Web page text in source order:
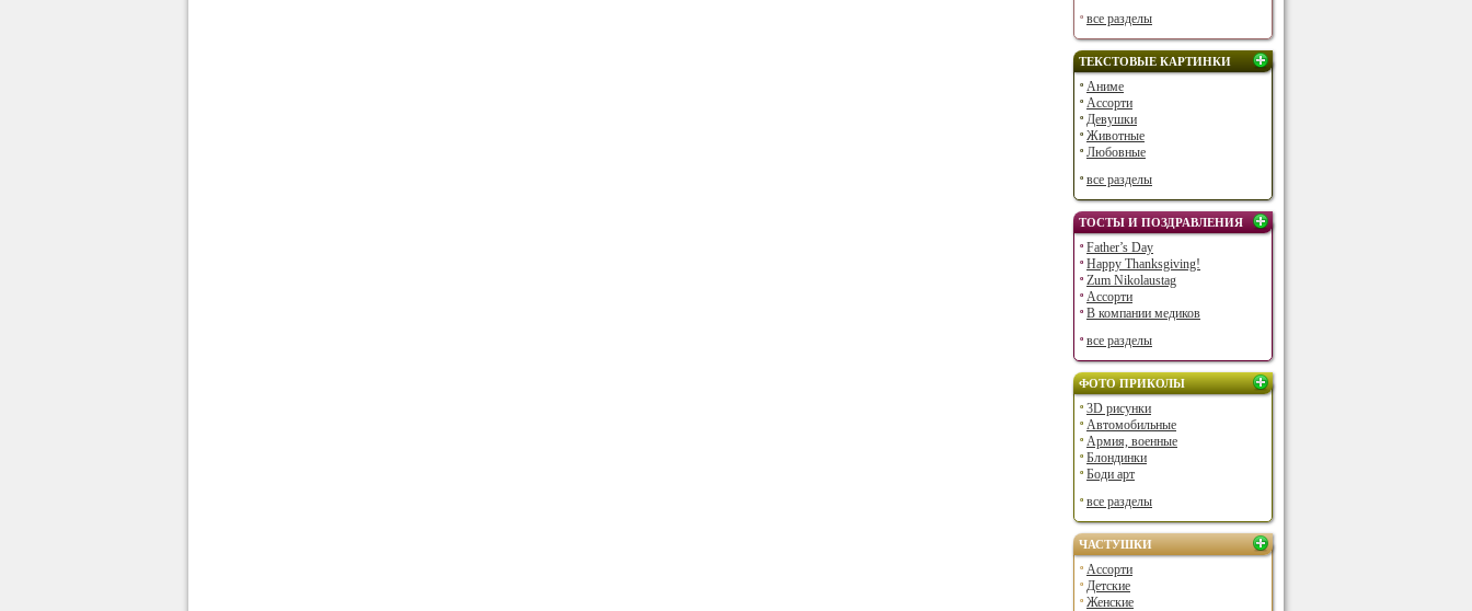
все разделы
ТЕКСТОВЫЕ КАРТИНКИ
Аниме
Ассорти
Девушки
Животные
Любовные
все разделы
ТОСТЫ И ПОЗДРАВЛЕНИЯ
Father’s Day
Happy Thanksgiving!
Zum Nikolaustag
Ассорти
В компании медиков
все разделы
ФОТО ПРИКОЛЫ
3D рисунки
Автомобильные
Армия, военные
Блондинки
Боди арт
все разделы
ЧАСТУШКИ
Ассорти
Детские
Женские